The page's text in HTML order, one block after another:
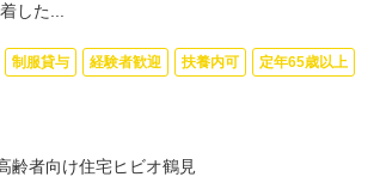
した...
制服貸与 経験者歓迎 扶養内可 定年65歳以上
齢者向け住宅ヒビオ鶴見